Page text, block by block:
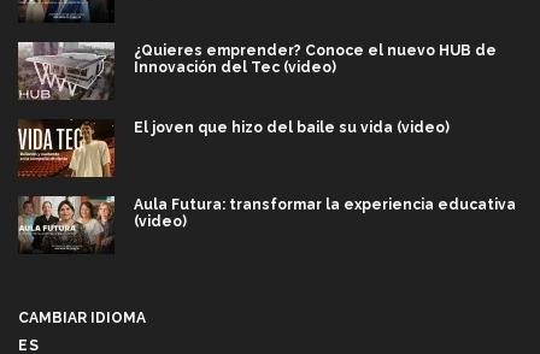
¿Quieres emprender? Conoce el nuevo HUB de
Innovación del Tec (video)
El joven que hizo del baile su vida (video)
Aula Futura: transformar la experiencia educativa
(video)
CAMBIAR IDIOMA
ES